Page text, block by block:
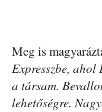
Meg is
Expresszbe,
a társam.
lehetőségre.